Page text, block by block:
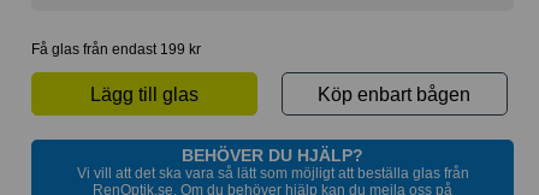
Få glas från endast 199 kr
Lägg till glas Köp enbart bågen
BEHÖVER DU HJÄLP?
Vi vill att det ska vara så lätt som möjligt att beställa glas från
RenOptik.se. Om du behöver hjälp kan du mejla oss på